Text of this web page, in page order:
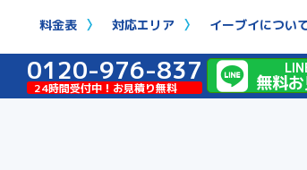
料金表 対応エリア イーブイについ
0120-976-837
24時間受付中！お見積り無料 無料